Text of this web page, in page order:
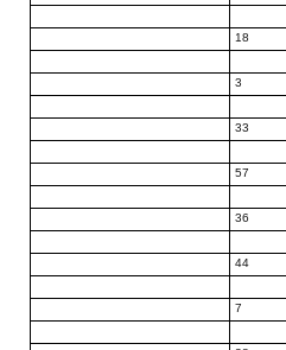
18
3
33
57
36
44
7